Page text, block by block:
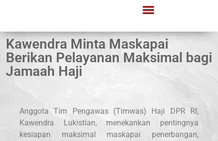
Kawendra Minta Maskapai
Berikan Pelayanan Maksimal bagi
Jamaah Haji
Anggota Tim Pengawas (Timwas) Haji DPR RI,
Kawendra Lukistian, menekankan pentingnya
kesiapan maksimal maskapai penerbangan,